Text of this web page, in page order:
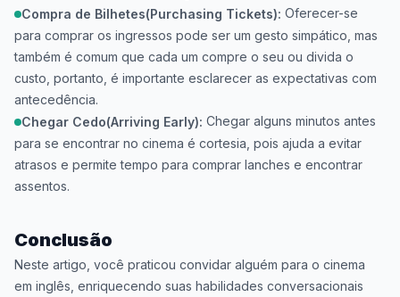
Compra de Bilhetes(Purchasing Tickets): Oferecer-se
para comprar os ingressos pode ser um gesto simpático, mas
também é comum que cada um compre o seu ou divida o
custo, portanto, é importante esclarecer as expectativas com
antecedência.
Chegar Cedo(Arriving Early): Chegar alguns minutos antes
para se encontrar no cinema é cortesia, pois ajuda a evitar
atrasos e permite tempo para comprar lanches e encontrar
assentos.
Conclusão
Neste artigo, você praticou convidar alguém para o cinema
em inglês, enriquecendo suas habilidades conversacionais